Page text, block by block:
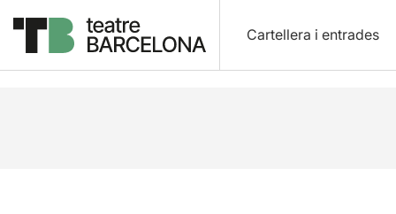
Cartellera i entrades